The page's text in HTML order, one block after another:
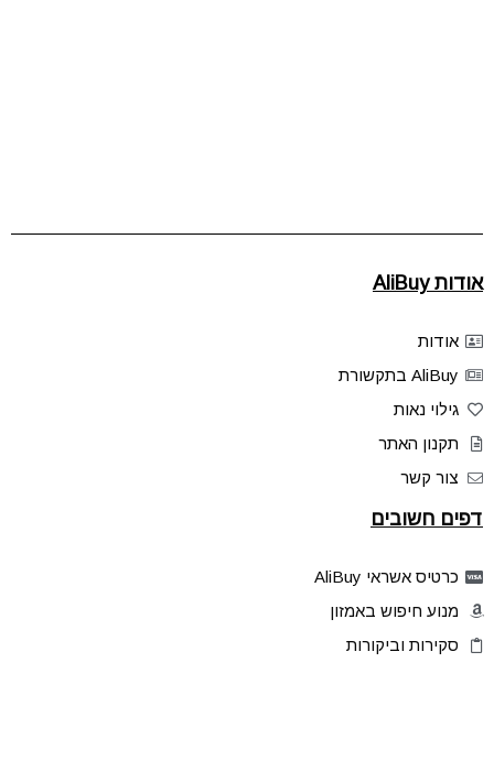
אודות AliBuy
אודות
AliBuy בתקשורת
גילוי נאות
תקנון האתר
צור קשר
דפים חשובים
כרטיס אשראי AliBuy
מנוע חיפוש באמזון
סקירות וביקורות